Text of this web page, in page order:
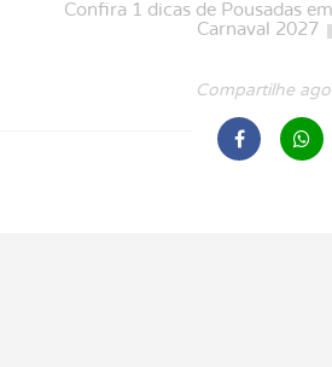
Confira 1 dicas de Pousadas
Carnaval 2027
Compartilhe